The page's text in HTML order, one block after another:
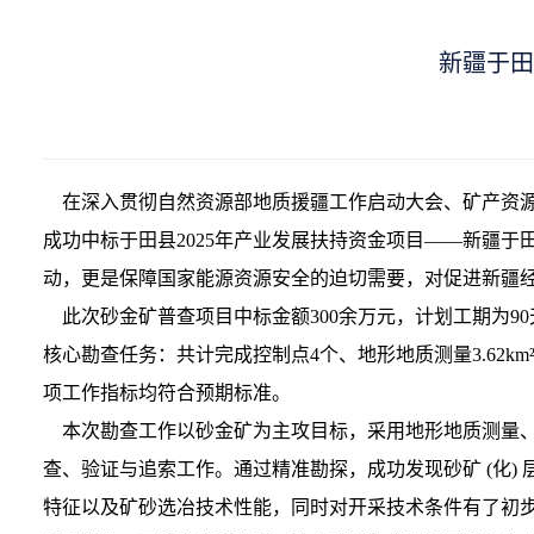
新疆于
在深入贯彻自然资源部地质援疆工作启动大会、矿产资
成功中标于田县2025年产业发展扶持资金项目——新疆于
动，更是保障国家能源资源安全的迫切需要，对促进新疆
此次砂金矿普查项目中标金额300余万元，计划工期为
核心勘查任务：共计完成控制点4个、地形地质测量
项工作指标均符合预期标准。
本次勘查工作以砂金矿为主攻目标，采用地形地质测量
查、验证与追索工作。通过精准勘探，成功发现砂矿 (化)
特征以及矿砂选冶技术性能，同时对开采技术条件有了